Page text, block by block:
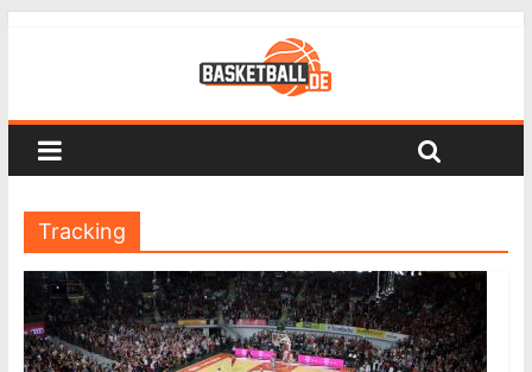
Tracking